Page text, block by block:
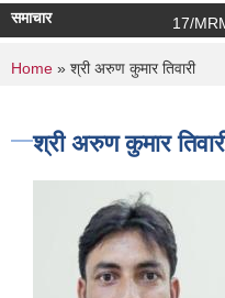
समाचार 17/
You are here
Home » श्री अरुण कुमार तिवारी
श्री अरुण कुमार